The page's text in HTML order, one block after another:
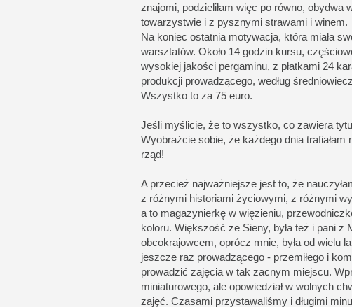
znajomi, podzieliłam więc po równo,
towarzystwie i z pysznymi strawami i winem.
Na koniec ostatnia motywacja, która miała
warsztatów. Około 14 godzin kursu,
wysokiej jakości pergaminu, z płatkami 24
produkcji prowadzącego, według
Wszystko to za 75 euro.
Jeśli myślicie, że to wszystko, co zawiera
Wyobraźcie sobie, że każdego dnia
rząd!
A przecież najważniejsze jest to, że
z różnymi historiami życiowymi, z różnymi
a to magazynierkę w więzieniu,
koloru. Większość ze Sieny, była też i pani
obcokrajowcem, oprócz mnie, była od wielu
jeszcze raz prowadzącego - przemiłego i
prowadzić zajęcia w tak zacnym miejscu.
miniaturowego, ale opowiedział w wolnych
zajęć. Czasami przystawaliśmy i długimi